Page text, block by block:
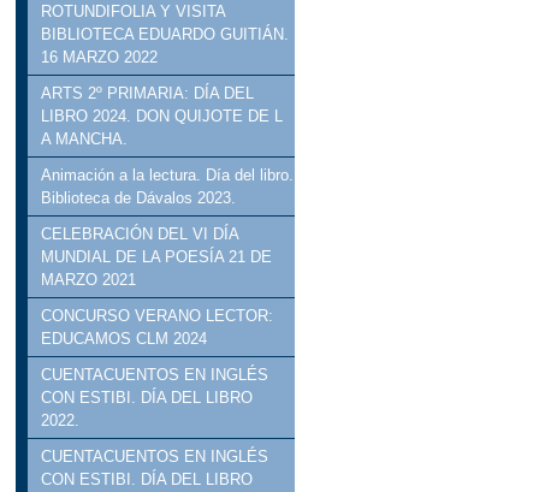
ROTUNDIFOLIA Y VISITA
BIBLIOTECA EDUARDO GUITIÁN.
16 MARZO 2022
ARTS 2º PRIMARIA: DÍA DEL
LIBRO 2024. DON QUIJOTE DE L
A MANCHA.
Animación a la lectura. Día del libro.
Biblioteca de Dávalos 2023.
CELEBRACIÓN DEL VI DÍA
MUNDIAL DE LA POESÍA 21 DE
MARZO 2021
CONCURSO VERANO LECTOR:
EDUCAMOS CLM 2024
CUENTACUENTOS EN INGLÉS
CON ESTIBI. DÍA DEL LIBRO
2022.
CUENTACUENTOS EN INGLÉS
CON ESTIBI. DÍA DEL LIBRO